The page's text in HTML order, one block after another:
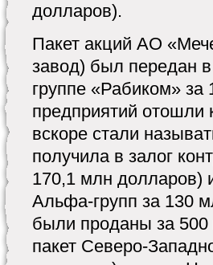
долларов).
Пакет акций АО
завод) был передан
группе «Рабиком»
предприятий отошли
вскоре стали
получила в залог
170,1 млн
Альфа-групп за 130
были проданы за
пакет Северо-